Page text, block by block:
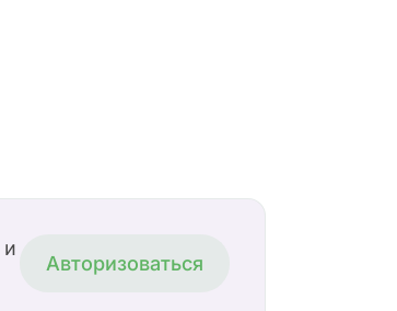
и
Авторизоваться